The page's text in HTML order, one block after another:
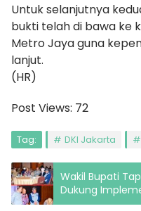
Untuk selanjutnya
bukti telah di bawa ke
Metro Jaya guna
lanjut.
(HR)
Post Views: 72
Tag: DKI Jakarta
Wakil Bupati
Dukung
Preservasi